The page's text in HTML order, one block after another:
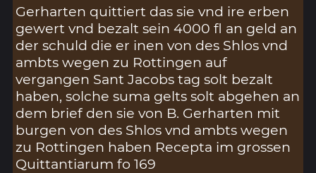
Gerharten quittiert das sie vnd ire erben
gewert vnd bezalt sein 4000 fl an geld an
der schuld die er inen von des Shlos vnd
ambts wegen zu Rottingen auf
vergangen Sant Jacobs tag solt bezalt
haben, solche suma gelts solt abgehen an
dem brief den sie von B. Gerharten mit
burgen von des Shlos vnd ambts wegen
zu Rottingen haben Recepta im grossen
Quittantiarum fo 169